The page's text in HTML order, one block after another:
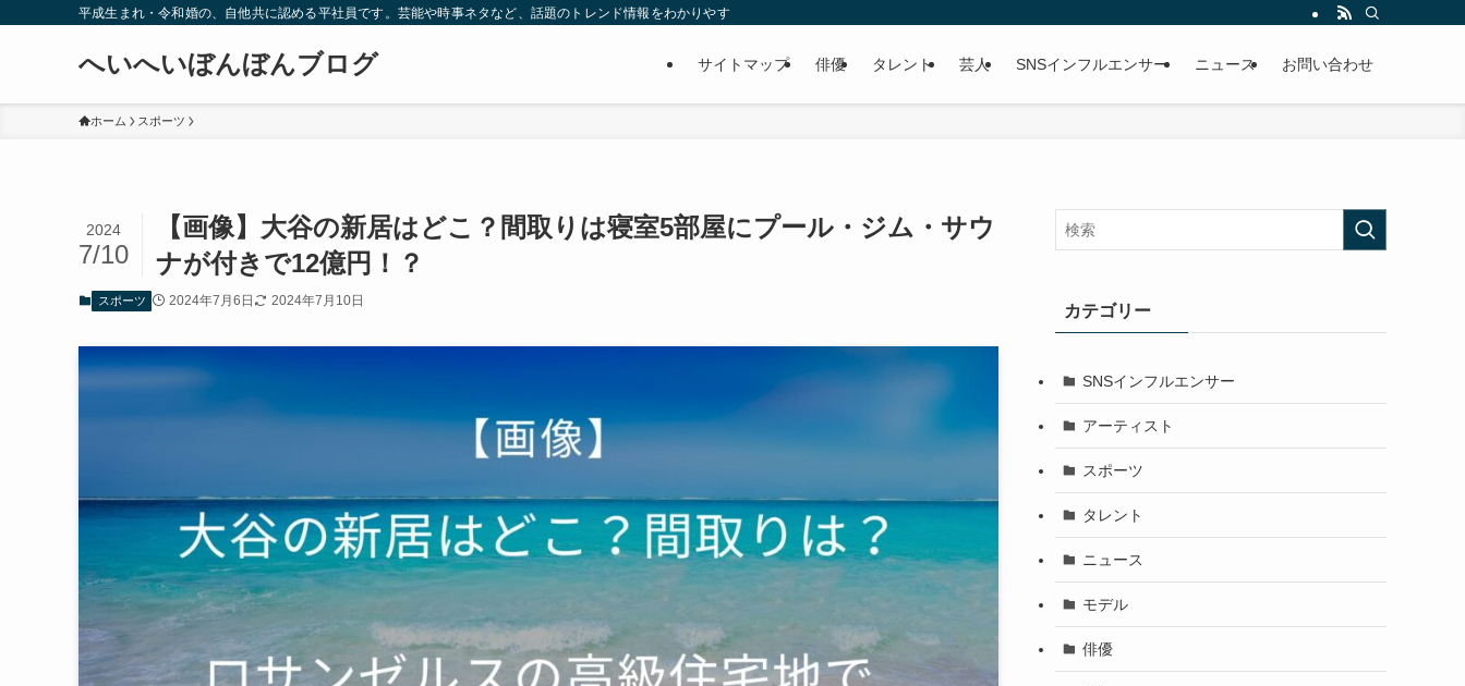
平成生まれ・令和婚の、自他共に認める平社員です。芸能や時事ネタなど、話題のトレンド情報をわかりやすく発信していきます！
へいへいぼんぼんブログ サイトマップ 俳優 タレント 芸人 SNSインフルエンサー ニュース お問い合わせ
ホーム スポーツ
【画像】大谷の新居はどこ？間取りは寝室5部屋にプール・ジム・サウ
ナが付きで12億円！？
2024
7/10
スポーツ 2024年7月6日 2024年7月10日
カテゴリー
SNSインフルエンサー
アーティスト
スポーツ
タレント
ニュース
モデル
俳優